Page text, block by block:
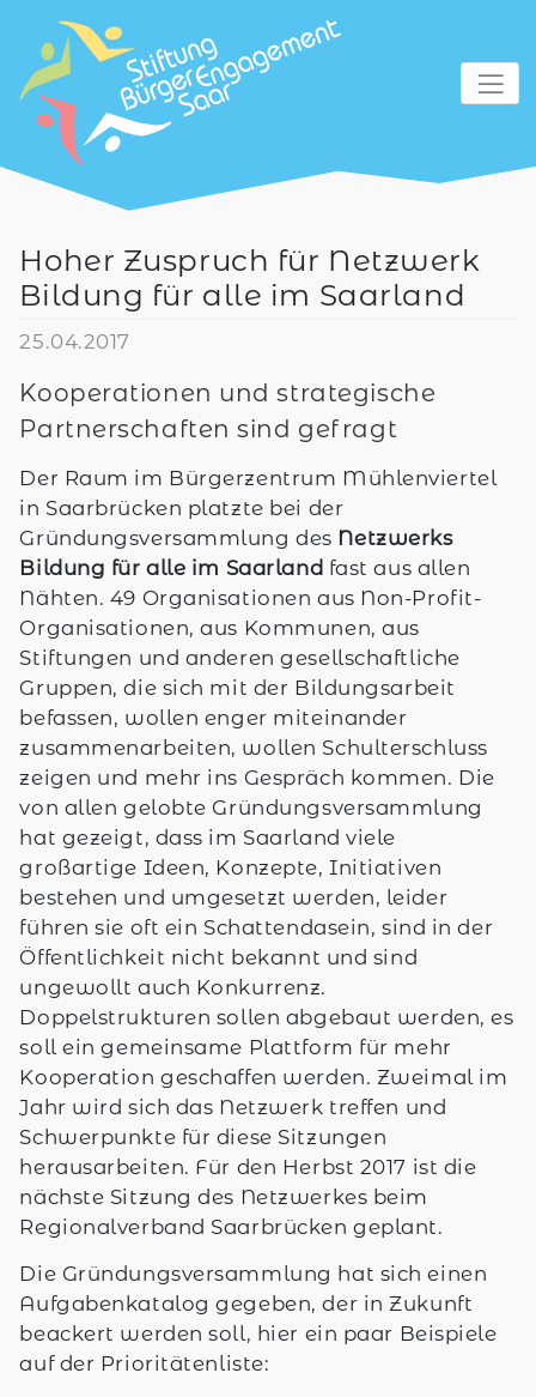
zum Inhalt
Hoher Zuspruch für Netzwerk
Bildung für alle im Saarland
25.04.2017
Kooperationen und strategische
Partnerschaften sind gefragt
Der Raum im Bürgerzentrum Mühlenviertel
in Saarbrücken platzte bei der
Gründungsversammlung des Netzwerks
Bildung für alle im Saarland fast aus allen
Nähten. 49 Organisationen aus Non-Profit-
Organisationen, aus Kommunen, aus
Stiftungen und anderen gesellschaftliche
Gruppen, die sich mit der Bildungsarbeit
befassen, wollen enger miteinander
zusammenarbeiten, wollen Schulterschluss
zeigen und mehr ins Gespräch kommen. Die
von allen gelobte Gründungsversammlung
hat gezeigt, dass im Saarland viele
großartige Ideen, Konzepte, Initiativen
bestehen und umgesetzt werden, leider
führen sie oft ein Schattendasein, sind in der
Öffentlichkeit nicht bekannt und sind
ungewollt auch Konkurrenz.
Doppelstrukturen sollen abgebaut werden, es
soll ein gemeinsame Plattform für mehr
Kooperation geschaffen werden. Zweimal im
Jahr wird sich das Netzwerk treffen und
Schwerpunkte für diese Sitzungen
herausarbeiten. Für den Herbst 2017 ist die
nächste Sitzung des Netzwerkes beim
Regionalverband Saarbrücken geplant.
Die Gründungsversammlung hat sich einen
Aufgabenkatalog gegeben, der in Zukunft
beackert werden soll, hier ein paar Beispiele
auf der Prioritätenliste: